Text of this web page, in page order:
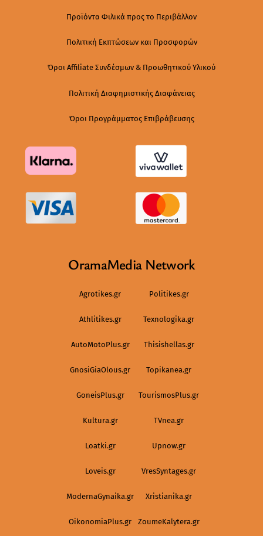
Προϊόντα Φιλικά προς το Περιβάλλον
Πολιτική Εκπτώσεων και Προσφορών
Όροι Affiliate Συνδέσμων & Προωθητικού Υλικού
Πολιτική Διαφημιστικής Διαφάνειας
Όροι Προγράμματος Επιβράβευσης
OramaMedia Network
Agrotikes.gr Politikes.gr
Athlitikes.gr Texnologika.gr
AutoMotoPlus.gr Thisishellas.gr
GnosiGiaOlous.gr Topikanea.gr
GoneisPlus.gr TourismosPlus.gr
Kultura.gr TVnea.gr
Loatki.gr Upnow.gr
Loveis.gr VresSyntages.gr
ModernaGynaika.gr Xristianika.gr
OikonomiaPlus.gr ZoumeKalytera.gr